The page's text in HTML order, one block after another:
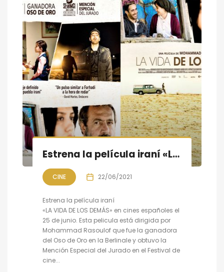
Estrena la película iraní «LA VIDA DE LOS DEMÁS» en cines españoles
CINE 22/06/2021
Estrena la película iraní
«LA VIDA DE LOS DEMÁS» en cines españoles el
25 de junio. Esta pelicula está dirigida por
Mohammad Rasoulof que fue la ganadora
del Oso de Oro en la Berlinale y obtuvo la
Mención Especial del Jurado en el Festival de
cine...